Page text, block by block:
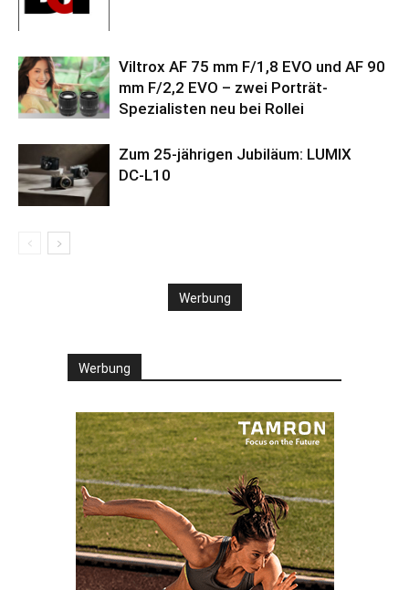
Viltrox AF 75 mm F/1,8 EVO und AF 90
mm F/2,2 EVO – zwei Porträt-
Spezialisten neu bei Rollei
Zum 25-jährigen Jubiläum: LUMIX
DC‑L10
Werbung
Werbung